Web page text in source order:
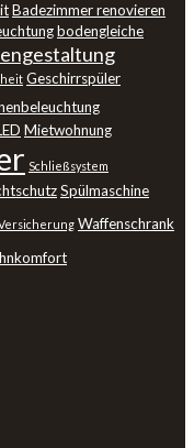
Badezimmer renovieren
bodengleiche
Geschirrspüler
Mietwohnung
Schließsystem
Spülmaschine
Waffenschrank